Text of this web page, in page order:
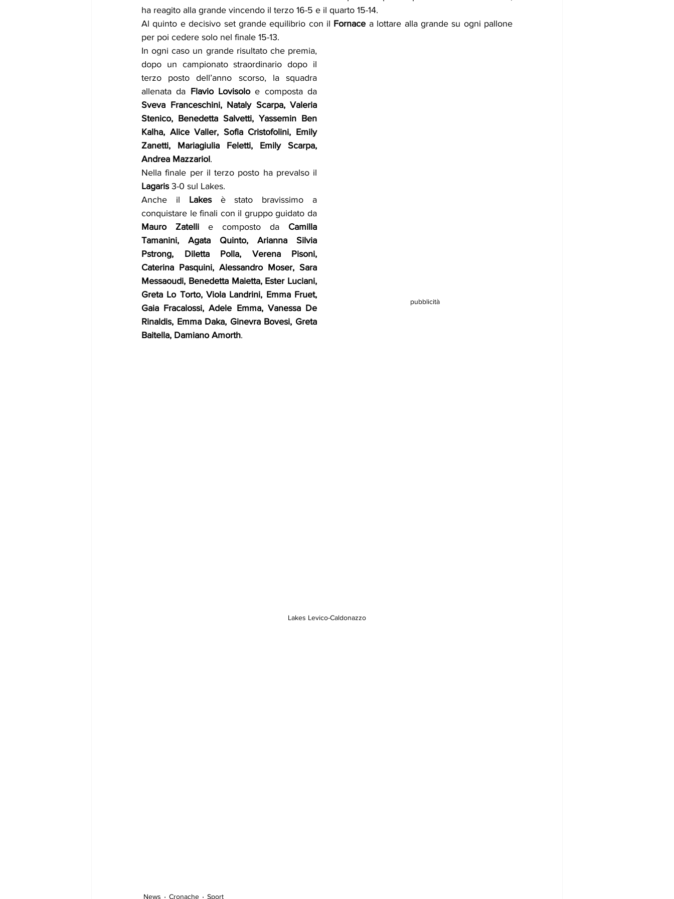
ha reagito alla grande vincendo il terzo 16-5 e il quarto 15-14.
Al quinto e decisivo set grande equilibrio con il Fornace a lottare alla grande su ogni pallone
per poi cedere solo nel finale 15-13.
pubblicità
In ogni caso un grande risultato che premia,
dopo un campionato straordinario dopo il
terzo posto dell’anno scorso, la squadra
allenata da Flavio Lovisolo
Sveva Franceschini, Nataly Scarpa, Valeria
Stenico, Benedetta Salvetti, Yassemin Ben
Kalha, Alice Valler, Sofia Cristofolini, Emily
Zanetti, Mariagiulia Feletti, Emily Scarpa,
Andrea Mazzariol.
Lagaris 3-0 sul Lakes.
Anche il Lakes è stato bravissimo a
Mauro Zatelli e composto da Camilla
Tamanini, Agata Quinto, Arianna Silvia
Pstrong, Diletta Polla, Verena Pisoni,
Caterina Pasquini, Alessandro Moser, Sara
Messaoudi, Benedetta Maietta, Ester Luciani,
Greta Lo Torto, Viola Landrini, Emma Fruet,
Gaia Fracalossi, Adele Emma, Vanessa De
Rinaldis, Emma Daka, Ginevra Bovesi, Greta
Baitella, Damiano Amorth.
Lakes Levico-Caldonazzo
News Cronache Sport